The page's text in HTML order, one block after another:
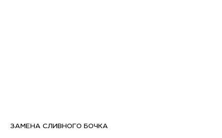
ЗАМЕНА СЛИВНОГО БОЧКА